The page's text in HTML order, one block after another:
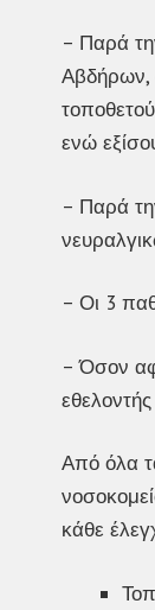
– Παρά
Αβδήρων,
ενώ
– Παρά
– Οι 3
– Όσον
Από όλα
κάθε